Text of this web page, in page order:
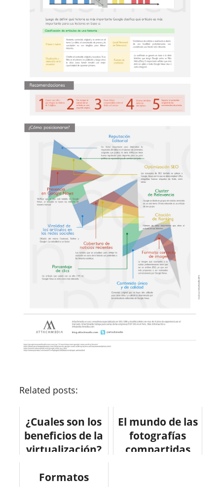
Related posts:
¿Cuales son los
beneficios de la
virtualización?
#internet
El mundo de las
fotografías
compartidas
Formatos